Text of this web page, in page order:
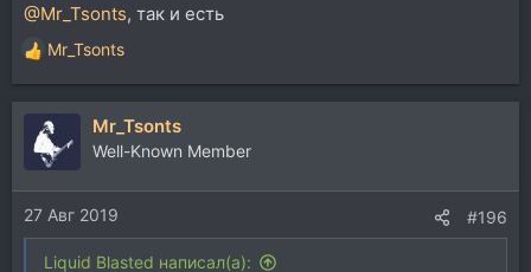
Код:
Transport: Stop
Xenakios/SWS: Switch item source file to
Item: Set items length to source media lengths
Transport: Play
@Mr_Tsonts, так и есть
Р
е
а
и
и
:
Mr_Tsonts
Mr_Tsonts
Well-Known Member
27 Авг 2019 #196
Liquid Blasted написал(а):